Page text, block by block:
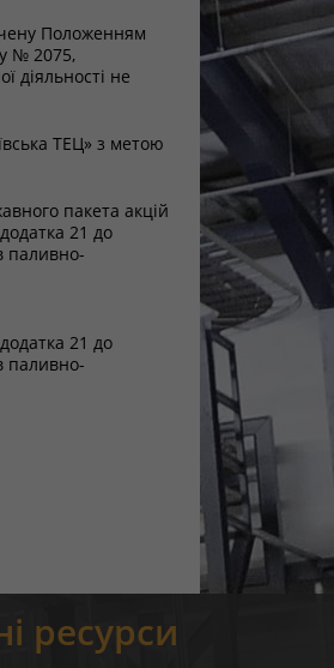
Положенням
№ 2075,
діяльності не
ТЕЦ» з метою
пакета акцій
21 до
паливно-
21 до
паливно-
ресурси